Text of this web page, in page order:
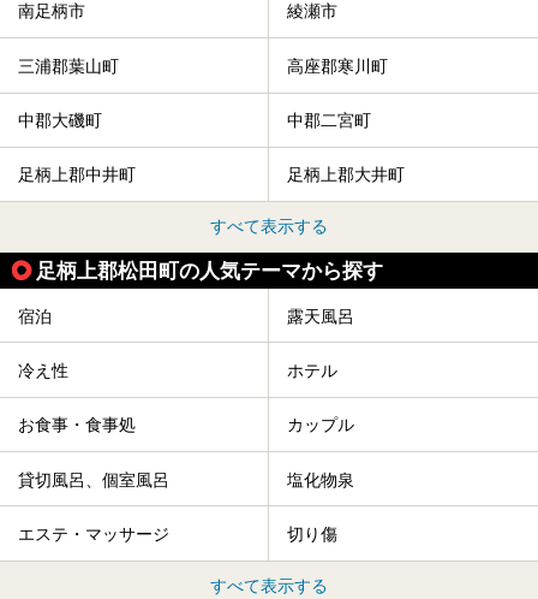
南足柄市 綾瀬市
三浦郡葉山町 高座郡寒川町
中郡大磯町 中郡二宮町
足柄上郡中井町 足柄上郡大井町
すべて表示する
足柄上郡松田町の人気テーマから探す
宿泊 露天風呂
冷え性 ホテル
お食事・食事処 カップル
貸切風呂、個室風呂 塩化物泉
エステ・マッサージ 切り傷
すべて表示する